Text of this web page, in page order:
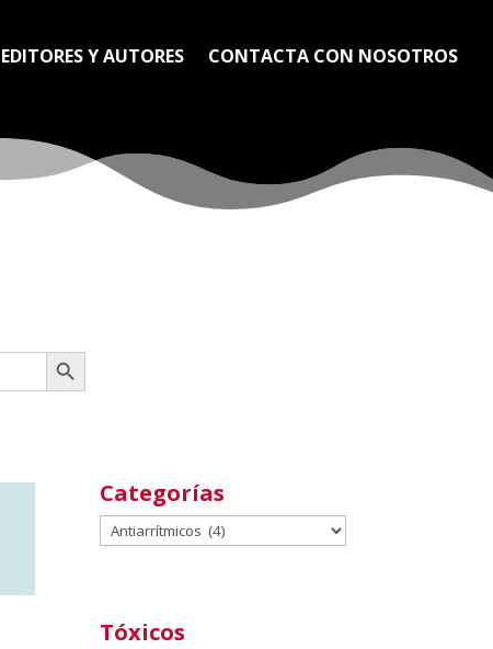
EDITORES Y AUTORES CONTACTA CON NOSOTROS
Botón de búsqueda
Categorías
Categorías
Tóxicos